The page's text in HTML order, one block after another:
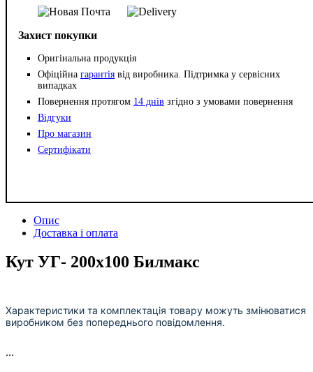
Захист покупки
Оригінальна продукція
Офіційна гарантія від виробника. Підтримка у сервісних
випадках
Повернення протягом 14 днів згідно з умовами повернення
Відгуки
Про магазин
Сертифікати
Опис
Доставка і оплата
Кут УГ- 200х100 Билмакс
Характеристики та комплектація товару можуть змінюватися
виробником без попереднього повідомлення.
...